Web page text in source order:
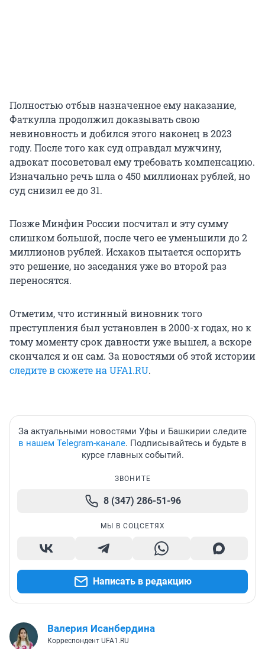
Полностью отбыв назначенное ему наказание,
Фаткулла продолжил доказывать свою
невиновность и добился этого наконец в 2023
году. После того как суд оправдал мужчину,
адвокат посоветовал ему требовать компенсацию.
Изначально речь шла о 450 миллионах рублей, но
суд снизил ее до 31.
Позже Минфин России посчитал и эту сумму
слишком большой, после чего ее уменьшили до 2
миллионов рублей. Исхаков пытается оспорить
это решение, но заседания уже во второй раз
переносятся.
Отметим, что истинный виновник того
преступления был установлен в 2000-х годах, но к
тому моменту срок давности уже вышел, а вскоре
скончался и он сам. За новостями об этой истории
следите в сюжете на UFA1.RU.
За актуальными новостями Уфы и Башкирии следите
в нашем Telegram-канале. Подписывайтесь и будьте в
курсе главных событий.
ЗВОНИТЕ
8 (347) 286-51-96
МЫ В СОЦСЕТЯХ
Написать в редакцию
Валерия Исанбердина
Корреспондент UFA1.RU